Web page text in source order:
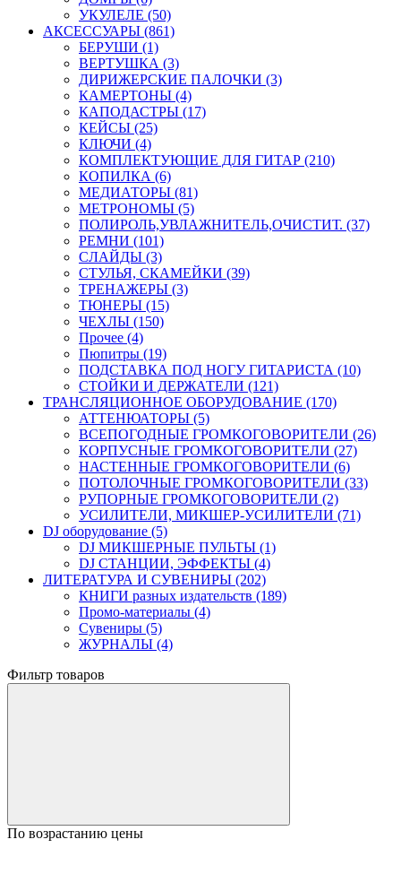
УКУЛЕЛЕ (50)
АКСЕССУАРЫ (861)
БЕРУШИ (1)
ВЕРТУШКА (3)
ДИРИЖЕРСКИЕ ПАЛОЧКИ (3)
КАМЕРТОНЫ (4)
КАПОДАСТРЫ (17)
КЕЙСЫ (25)
КЛЮЧИ (4)
КОМПЛЕКТУЮЩИЕ ДЛЯ ГИТАР (210)
КОПИЛКА (6)
МЕДИАТОРЫ (81)
МЕТРОНОМЫ (5)
ПОЛИРОЛЬ,УВЛАЖНИТЕЛЬ,ОЧИСТИТ. (37)
РЕМНИ (101)
СЛАЙДЫ (3)
СТУЛЬЯ, СКАМЕЙКИ (39)
ТРЕНАЖЕРЫ (3)
ТЮНЕРЫ (15)
ЧЕХЛЫ (150)
Прочее (4)
Пюпитры (19)
ПОДСТАВКА ПОД НОГУ ГИТАРИСТА (10)
СТОЙКИ И ДЕРЖАТЕЛИ (121)
ТРАНСЛЯЦИОННОЕ ОБОРУДОВАНИЕ (170)
АТТЕНЮАТОРЫ (5)
ВСЕПОГОДНЫЕ ГРОМКОГОВОРИТЕЛИ (26)
КОРПУСНЫЕ ГРОМКОГОВОРИТЕЛИ (27)
НАСТЕННЫЕ ГРОМКОГОВОРИТЕЛИ (6)
ПОТОЛОЧНЫЕ ГРОМКОГОВОРИТЕЛИ (33)
РУПОРНЫЕ ГРОМКОГОВОРИТЕЛИ (2)
УСИЛИТЕЛИ, МИКШЕР-УСИЛИТЕЛИ (71)
DJ оборудование (5)
DJ МИКШЕРНЫЕ ПУЛЬТЫ (1)
DJ СТАНЦИИ, ЭФФЕКТЫ (4)
ЛИТЕРАТУРА И СУВЕНИРЫ (202)
КНИГИ разных издательств (189)
Промо-материалы (4)
Сувениры (5)
ЖУРНАЛЫ (4)
Фильтр товаров
По возрастанию цены